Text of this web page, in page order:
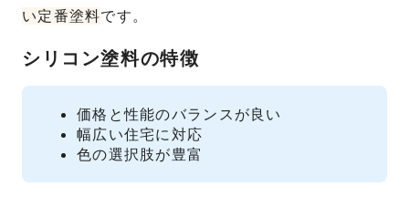
い定番塗料です。
シリコン塗料の特徴
価格と性能のバランスが良い
幅広い住宅に対応
色の選択肢が豊富